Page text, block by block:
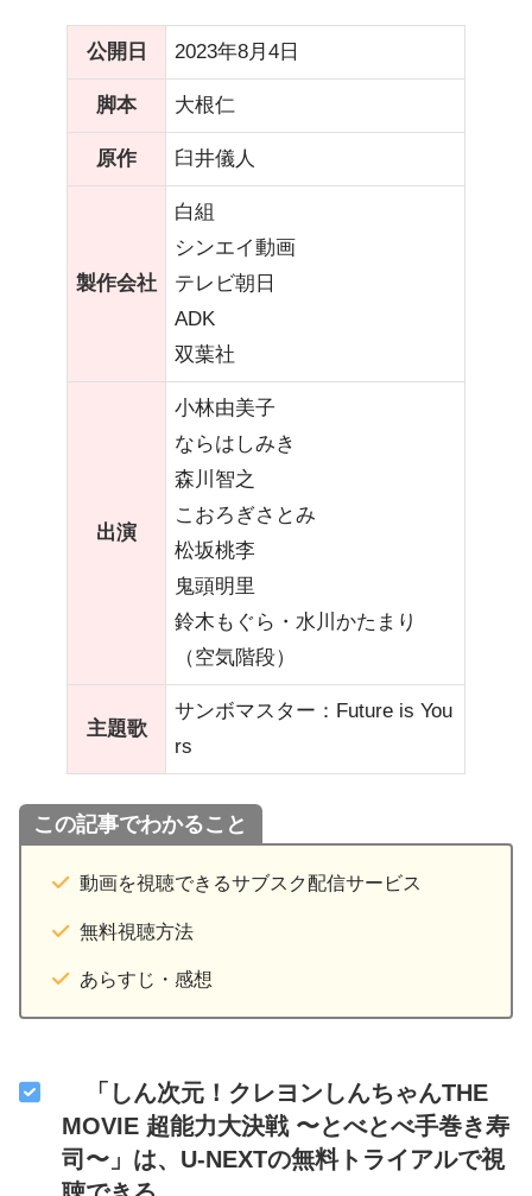
公開日 2023年8月4日
脚本 大根仁
原作 臼井儀人
製作会社
白組
シンエイ動画
テレビ朝日
ADK
双葉社
出演
小林由美子
ならはしみき
森川智之
こおろぎさとみ
松坂桃李
鬼頭明里
鈴木もぐら・水川かたまり
（空気階段）
主題歌
サンボマスター：Future is You
rs
この記事でわかること
動画を視聴できるサブスク配信サービス
無料視聴方法
あらすじ・感想
「しん次元！クレヨンしんちゃんTHE
MOVIE 超能力大決戦 〜とべとべ手巻き寿
司〜」は、U-NEXTの無料トライアルで視